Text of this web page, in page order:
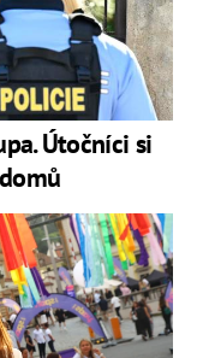
Útočníci si